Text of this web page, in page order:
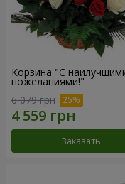
Корзина "С
пожеланиями!"
6 079 грн
Заказать